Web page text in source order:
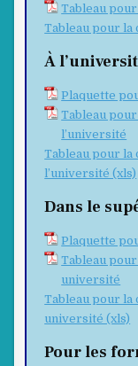
Tableau
Tableau pour la
À
Plaquette
Tableau
l’université
Tableau pour la
l’université (xls)
Dans le
Plaquette
Tableau
université
Tableau pour la
université (xls)
Pour les